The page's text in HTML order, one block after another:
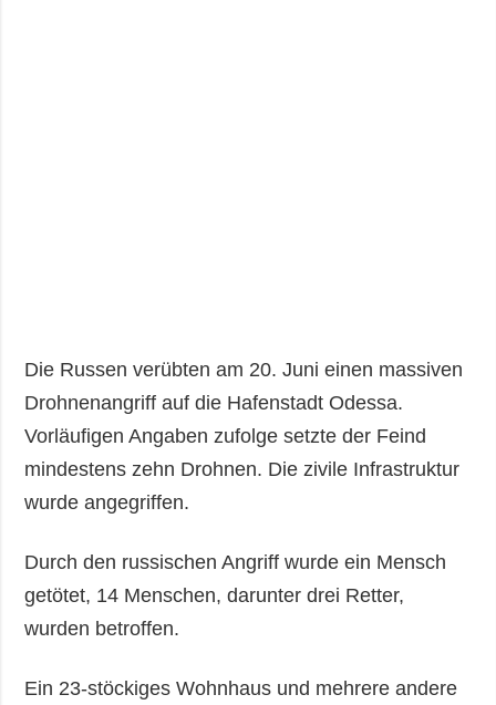
Die Russen verübten am 20. Juni einen massiven
Drohnenangriff auf die Hafenstadt Odessa.
Vorläufigen Angaben zufolge setzte der Feind
mindestens zehn Drohnen. Die zivile Infrastruktur
wurde angegriffen.
Durch den russischen Angriff wurde ein Mensch
getötet, 14 Menschen, darunter drei Retter,
wurden betroffen.
Ein 23-stöckiges Wohnhaus und mehrere andere